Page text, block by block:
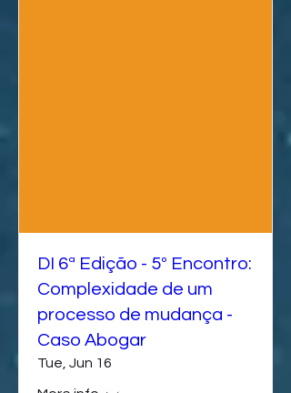
DI 6ª Edição - 5º Encontro:
Complexidade de um
processo de mudança -
Caso Abogar
Tue, Jun 16